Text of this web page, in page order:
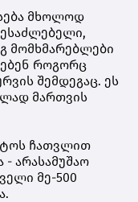
მხოლოდ
მომხმარებლები
როგორც
შემდეგაც. ეს
მართვის
ჩათვლით
- არასამუშაო
მე-500